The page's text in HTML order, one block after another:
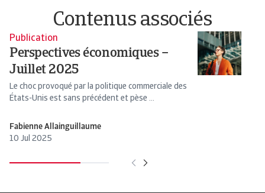
Contenus associés
Publication
Perspectives économiques –
Juillet 2025
Le choc provoqué par la politique commerciale des
États-Unis est sans précédent et pèse ...
Fabienne Allainguillaume
10 Jul 2025